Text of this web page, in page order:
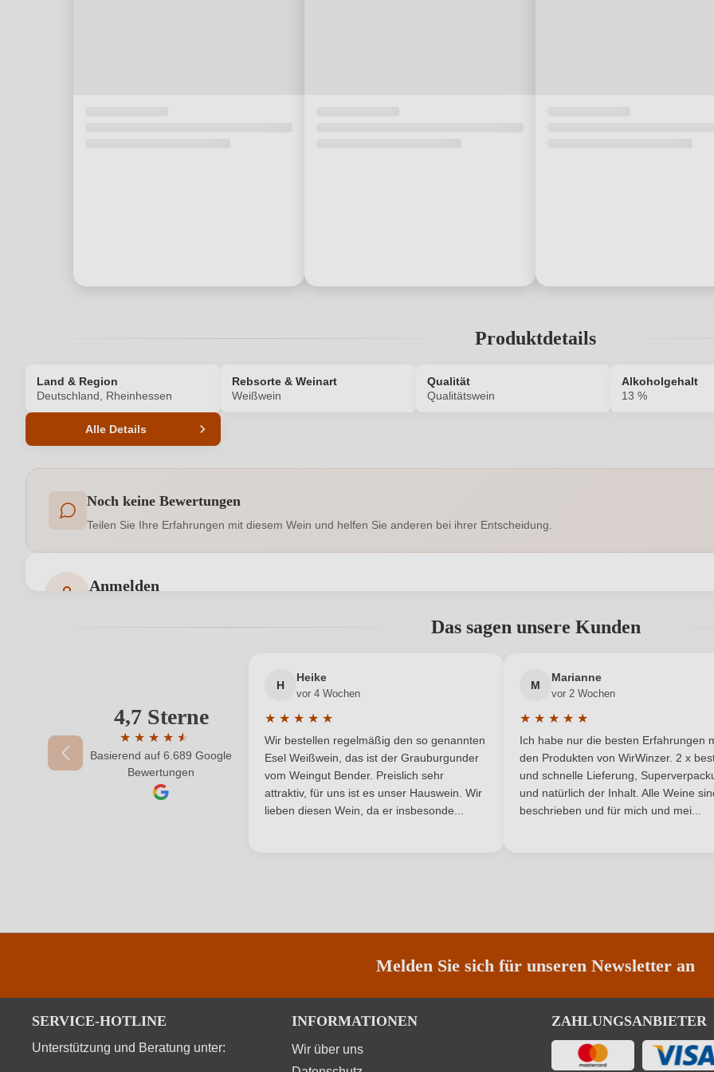
Produktdetails
Land & Region
Deutschland, Rheinhessen
Rebsorte & Weinart
Weißwein
Qualität
Qualitätswein
Alkoholgehalt
13 %
Alle Details
Allergene
Bio
adresse
Qualität
Region Rheinhessen Weinart
Noch keine Bewertungen
Teilen Sie Ihre Erfahrungen mit diesem Wein und helfen Sie anderen bei ihrer Entscheidung.
Anmelden
Ihre E-Mail-Adresse
Ihr Passwort
Das sagen unsere Kunden
4,7 Sterne
★ ★ ★ ★ ★
★
Durchschnittliche Bewertung von 4.7 von 5 Sternen
Basierend auf 6.689 Google
Bewertungen
H
Heike
vor 4 Wochen
★ ★ ★ ★ ★
Durchschnittliche Bewertung von 5 von 5 Sternen
Wir bestellen regelmäßig den so genannten
Esel Weißwein, das ist der Grauburgunder
vom Weingut Bender. Preislich sehr
attraktiv, für uns ist es unser Hauswein. Wir
lieben diesen Wein, da er insbesonde...
M
Marianne
vor 2 Wochen
★ ★ ★ ★ ★
Durchschnittliche Bewertung von
Ich habe nur die besten Erfahrungen
den Produkten von WirWinzer. 2 x
und schnelle Lieferung,
und natürlich der Inhalt. Alle Weine
beschrieben und für mich und mei...
Melden Sie sich für unseren Newsletter an
SERVICE-HOTLINE
Unterstützung und Beratung unter:
INFORMATIONEN
Wir über uns
ZAHLUNGSANBIETER